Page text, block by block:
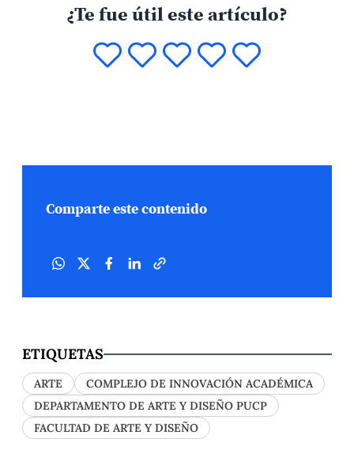
¿Te fue útil este artículo?
Comparte este contenido
ETIQUETAS
ARTE
COMPLEJO DE INNOVACIÓN ACADÉMICA
DEPARTAMENTO DE ARTE Y DISEÑO PUCP
FACULTAD DE ARTE Y DISEÑO